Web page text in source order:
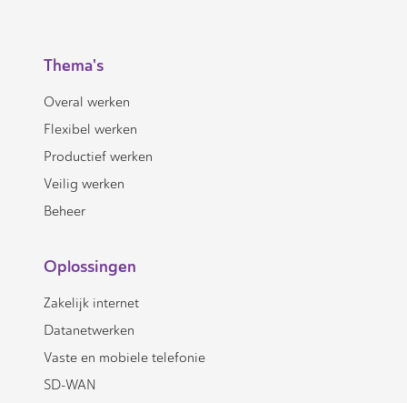
Thema's
Overal werken
Flexibel werken
Productief werken
Veilig werken
Beheer
Oplossingen
Zakelijk internet
Datanetwerken
Vaste en mobiele telefonie
SD-WAN